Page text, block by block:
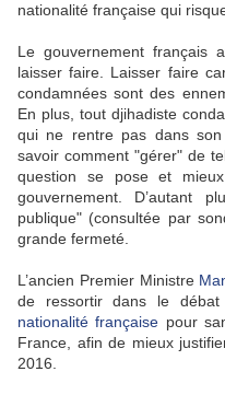
nationalité française qui
Le gouvernement
laisser faire. Laisser faire
condamnées sont des
En plus, tout djihadiste
qui ne rentre pas dans
savoir comment "gérer" de
question se pose et
gouvernement. D’autant
publique" (consultée par
grande fermeté.
L’ancien Premier Ministre
de ressortir dans le
nationalité française pour
France, afin de mieux
2016.